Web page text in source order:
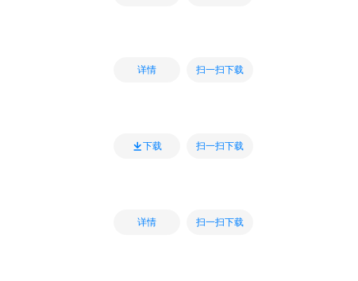
详情 扫一扫下载
下载 扫一扫下载
详情 扫一扫下载